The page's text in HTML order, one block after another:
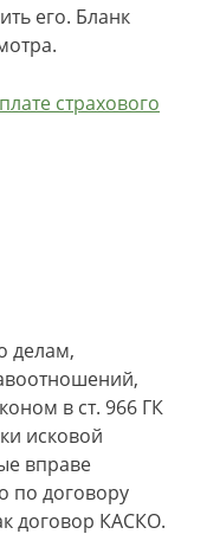
его. Бланк
страхового
делам,
в ст. 966 ГК
исковой
вправе
по договору
договор КАСКО.